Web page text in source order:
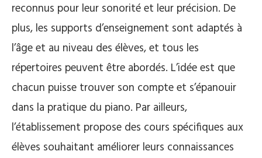
reconnus pour leur sonorité et leur précision. De
plus, les supports d’enseignement sont adaptés à
l’âge et au niveau des élèves, et tous les
répertoires peuvent être abordés. L’idée est que
chacun puisse trouver son compte et s’épanouir
dans la pratique du piano. Par ailleurs,
l’établissement propose des cours spécifiques aux
élèves souhaitant améliorer leurs connaissances